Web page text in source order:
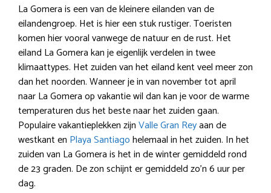
La Gomera is een van de kleinere eilanden van de
eilandengroep. Het is hier een stuk rustiger. Toeristen
komen hier vooral vanwege de natuur en de rust. Het
eiland La Gomera kan je eigenlijk verdelen in twee
klimaattypes. Het zuiden van het eiland kent veel meer zon
dan het noorden. Wanneer je in van november tot april
naar La Gomera op vakantie wil dan kan je voor de warme
temperaturen dus het beste naar het zuiden gaan.
Populaire vakantieplekken zijnValle Gran Reyaan de
westkant en Playa Santiagohelemaal in het zuiden. In het
zuiden van La Gomera is het in de winter gemiddeld rond
de 23 graden. De zon schijnt er gemiddeld zo’n 6 uur per
dag.